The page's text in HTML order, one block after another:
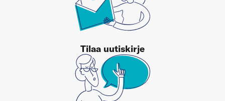
Tilaa uutiskirje